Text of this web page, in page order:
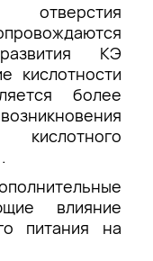
отверстия
КЭ
кислотности
более
влияние
питания на